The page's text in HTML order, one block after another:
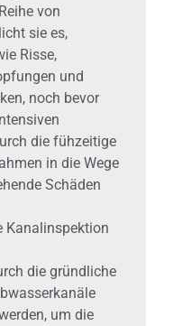
von
sie es,
Risse,
und
noch bevor
die fühzeitige
in die Wege
Schäden
Kanalinspektion
die gründliche
um die